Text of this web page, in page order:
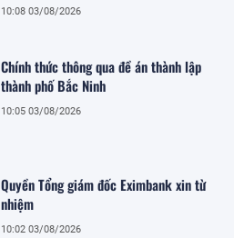
10:08 03/08/2026
Chính thức thông qua đề án thành lập
thành phố Bắc Ninh
10:05 03/08/2026
Quyền Tổng giám đốc Eximbank xin từ
nhiệm
10:02 03/08/2026